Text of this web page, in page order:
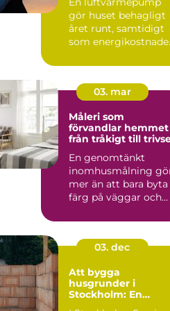
inomhusklimat
gör huset behagligt
året runt, samtidigt
som
03. mar
Måleri som
förvandlar hemmet
från tråkigt till
En genomtänkt
inomhusmålning
mer än att bara byta
färg på väggar och
föra...
03. dec
Att bygga
husgrunder i
Stockholm: En